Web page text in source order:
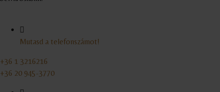
Mutasd a telefonszámot!
+36 1 3216216
+36 20 945-3770